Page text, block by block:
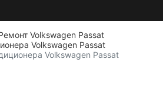
Volkswagen Passat
Volkswagen Passat
Volkswagen Passat